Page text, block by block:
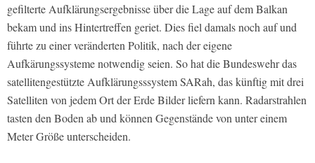
gefilterte Aufklärungsergebnisse über die Lage auf dem Balkan
bekam und ins Hintertreffen geriet. Dies fiel damals noch auf und
führte zu einer veränderten Politik, nach der eigene
Aufkärungssysteme notwendig seien. So hat die Bundeswehr das
satellitengestützte Aufklärungsssystem SARah, das künftig mit drei
Satelliten von jedem Ort der Erde Bilder liefern kann. Radarstrahlen
tasten den Boden ab und können Gegenstände von unter einem
Meter Größe unterscheiden.